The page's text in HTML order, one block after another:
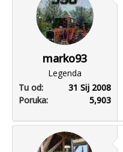
marko93
Legenda
Tu od
31 Sij 2008
Poruka
5,903